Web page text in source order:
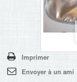
Imprimer
Envoyer à un ami